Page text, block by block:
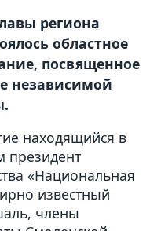
региона
областное
посвященное
независимой
находящийся в
президент
«Национальная
известный
члены